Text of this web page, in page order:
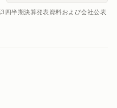
四半期決算発表資料および会社公表